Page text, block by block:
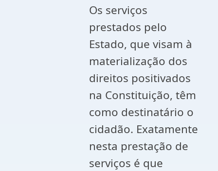
Os serviços
prestados pelo
Estado, que visam à
materialização dos
direitos positivados
na Constituição, têm
como destinatário o
cidadão. Exatamente
nesta prestação de
serviços é que